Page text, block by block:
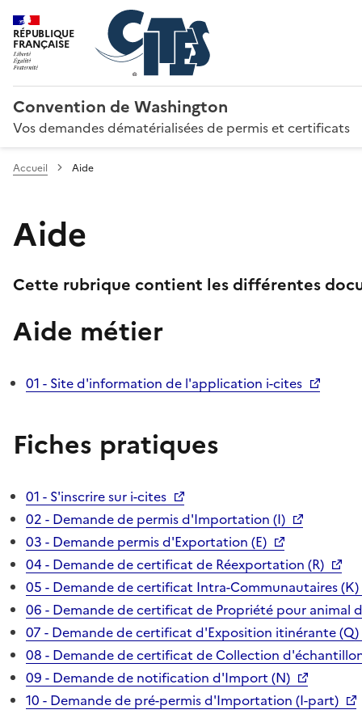
RÉPUBLIQUE
FRANÇAISE
Convention de Washington
Vos demandes dématérialisées de permis et certificats
Accueil Aide
Aide
Cette rubrique contient les différentes
Aide métier
01 - Site d'information de l'application i-cites
Fiches pratiques
01 - S'inscrire sur i-cites
02 - Demande de permis d'Importation (I)
03 - Demande permis d'Exportation (E)
04 - Demande de certificat de Réexportation (R)
05 - Demande de certificat Intra-Communautaires (K)
06 - Demande de certificat de Propriété pour animal
07 - Demande de certificat d'Exposition itinérante (Q)
08 - Demande de certificat de Collection
09 - Demande de notification d'Import (N)
10 - Demande de pré-permis d'Importation (I-part)